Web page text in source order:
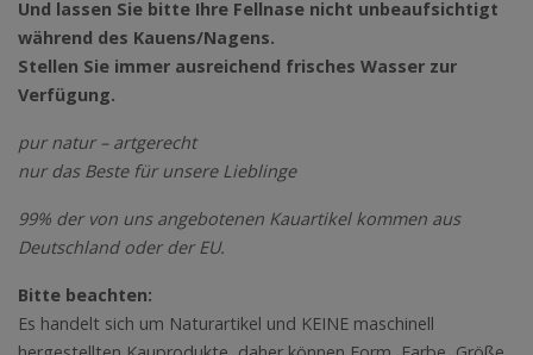
Und lassen Sie bitte Ihre Fellnase nicht unbeaufsichtigt
während des Kauens/Nagens.
Stellen Sie immer ausreichend frisches Wasser zur
Verfügung.
pur natur – artgerecht
nur das Beste für unsere Lieblinge
99% der von uns angebotenen Kauartikel kommen aus
Deutschland oder der EU.
Bitte beachten:
Es handelt sich um Naturartikel und KEINE maschinell